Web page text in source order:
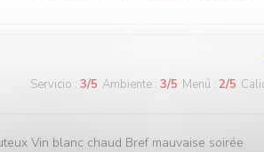
Servicio : 3/5 Ambiente : 3/5 Menú : 2/5
Vin blanc chaud Bref mauvaise soirée